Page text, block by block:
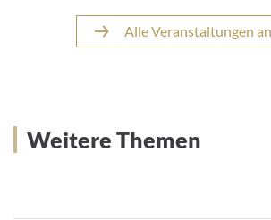
Alle Veranstaltungen
Weitere Themen
Weitere Themen